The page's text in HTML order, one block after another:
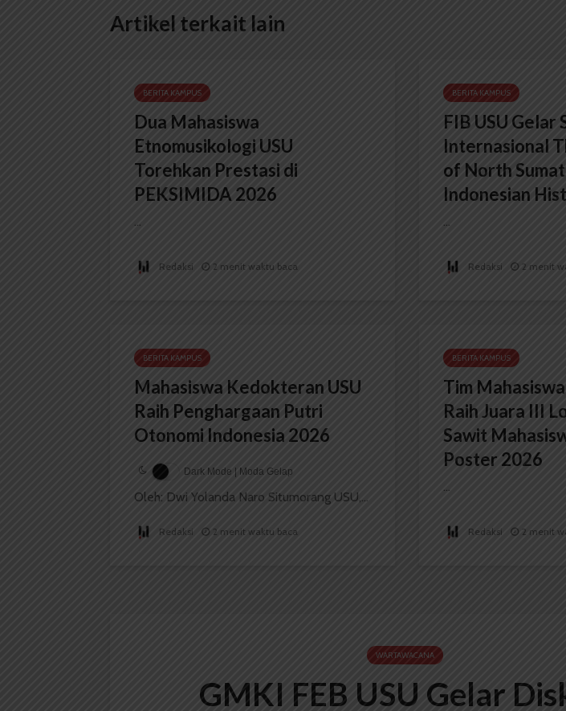
Artikel terkait lain
BERITA KAMPUS
Dua Mahasiswa
Etnomusikologi USU
Torehkan Prestasi di
PEKSIMIDA 2026
...
Redaksi 2 menit waktu baca
BERITA KAMPUS
FIB USU Gelar
Internasional
of North
Indonesian
...
Redaksi 2 menit
BERITA KAMPUS
Mahasiswa Kedokteran USU
Raih Penghargaan Putri
Otonomi Indonesia 2026
Dark Mode | Moda Gelap
Oleh: Dwi Yolanda Naro Situmorang USU,...
Redaksi 2 menit waktu baca
BERITA KAMPUS
Tim
Raih Juara III
Sawit
Poster 2026
...
Redaksi 2 menit
WARTAWACANA
GMKI FEB USU Gelar